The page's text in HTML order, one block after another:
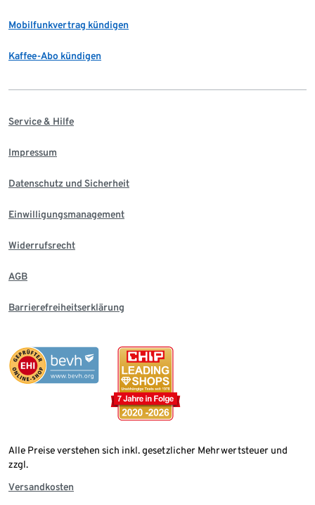
Mobilfunkvertrag kündigen
Kaffee-Abo kündigen
Service & Hilfe
Impressum
Datenschutz und Sicherheit
Einwilligungsmanagement
Widerrufsrecht
AGB
Barrierefreiheitserklärung
Alle Preise verstehen sich inkl. gesetzlicher Mehrwertsteuer und
zzgl.
Versandkosten